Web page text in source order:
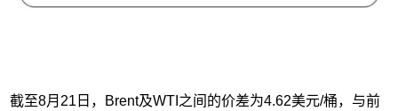
截至8月21日，Brent及WTI之间的价差为4.62美元/桶，与前